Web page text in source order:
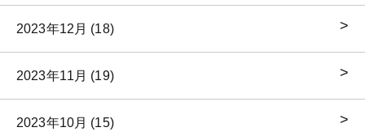
2023年12月 (18)
2023年11月 (19)
2023年10月 (15)